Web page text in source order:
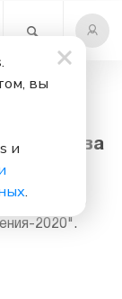
Феськова
2020".
вы
и
.